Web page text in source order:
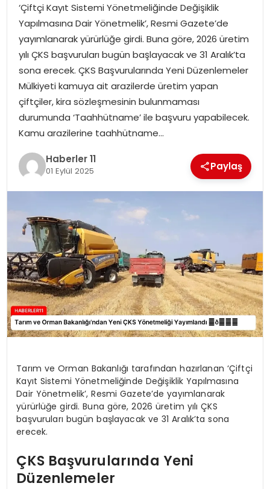
MAGAZIN
SPOR
YAŞAM
‘Çiftçi Kayıt Sistemi Yönetmeliğinde Değişiklik
Yapılmasına Dair Yönetmelik’, Resmi Gazete’de
yayımlanarak yürürlüğe girdi. Buna göre, 2026 üretim
yılı ÇKS başvuruları bugün başlayacak ve 31 Aralık’ta
sona erecek. ÇKS Başvurularında Yeni Düzenlemeler
Mülkiyeti kamuya ait arazilerde üretim yapan
çiftçiler, kira sözleşmesinin bulunmaması
durumunda ‘Taahhütname’ ile başvuru yapabilecek.
Kamu arazilerine taahhütname…
Haberler 11
01 Eylül 2025 Paylaş
Tarım ve Orman Bakanlığı tarafından hazırlanan ‘Çiftçi
Kayıt Sistemi Yönetmeliğinde Değişiklik Yapılmasına
Dair Yönetmelik’, Resmi Gazete’de yayımlanarak
yürürlüğe girdi. Buna göre, 2026 üretim yılı ÇKS
başvuruları bugün başlayacak ve 31 Aralık’ta sona
erecek.
ÇKS Başvurularında Yeni
Düzenlemeler